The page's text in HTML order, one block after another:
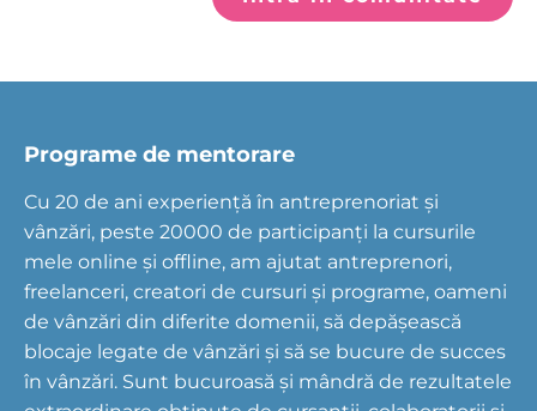
Programe de mentorare
Cu 20 de ani experiență în antreprenoriat și
vânzări, peste 20000 de participanți la cursurile
mele online și offline, am ajutat antreprenori,
freelanceri, creatori de cursuri și programe, oameni
de vânzări din diferite domenii, să depășească
blocaje legate de vânzări și să se bucure de succes
în vânzări. Sunt bucuroasă și mândră de rezultatele